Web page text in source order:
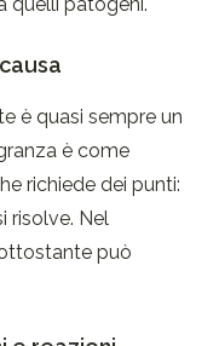
quelli patogeni.
è quasi sempre un
è come
richiede dei punti:
risolve. Nel
può